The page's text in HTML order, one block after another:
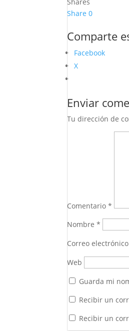
Share 0
Comparte
Facebook
X
Enviar
Tu dirección de
Comentario*
Nombre*
Correo
Web
Guarda mi
Recibir un
Recibir un